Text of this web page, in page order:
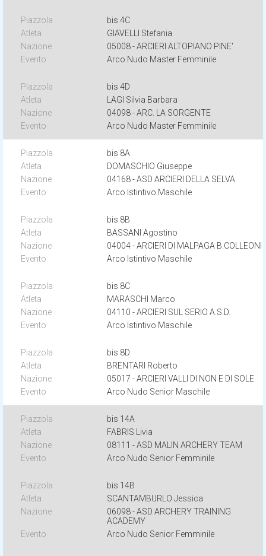
bis 4C
GIAVELLI Stefania
05008 - ARCIERI ALTOPIANO PINE'
Arco Nudo Master Femminile
bis 4D
LAGI Silvia Barbara
04098 - ARC. LA SORGENTE
Arco Nudo Master Femminile
bis 8A
DOMASCHIO Giuseppe
04168 - ASD ARCIERI DELLA SELVA
Arco Istintivo Maschile
bis 8B
BASSANI Agostino
04004 - ARCIERI DI MALPAGA B.COLLEONI
Arco Istintivo Maschile
bis 8C
MARASCHI Marco
04110 - ARCIERI SUL SERIO A.S.D.
Arco Istintivo Maschile
bis 8D
BRENTARI Roberto
05017 - ARCIERI VALLI DI NON E DI SOLE
Arco Nudo Senior Maschile
bis 14A
FABRIS Livia
08111 - ASD MALIN ARCHERY TEAM
Arco Nudo Senior Femminile
bis 14B
SCANTAMBURLO Jessica
06098 - ASD ARCHERY TRAINING
ACADEMY
Arco Nudo Senior Femminile